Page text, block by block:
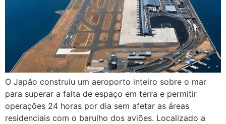
O Japão construiu um aeroporto inteiro sobre o mar
para superar a falta de espaço em terra e permitir
operações 24 horas por dia sem afetar as áreas
residenciais com o barulho dos aviões. Localizado a